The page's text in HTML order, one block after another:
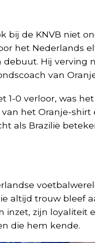
bij de KNVB niet
het Nederlands
debuut. Hij verving
van
0 verloor, was
het Oranje-shirt
als Brazilië
altijd trouw bleef
inzet, zijn loyaliteit
die hem kende.